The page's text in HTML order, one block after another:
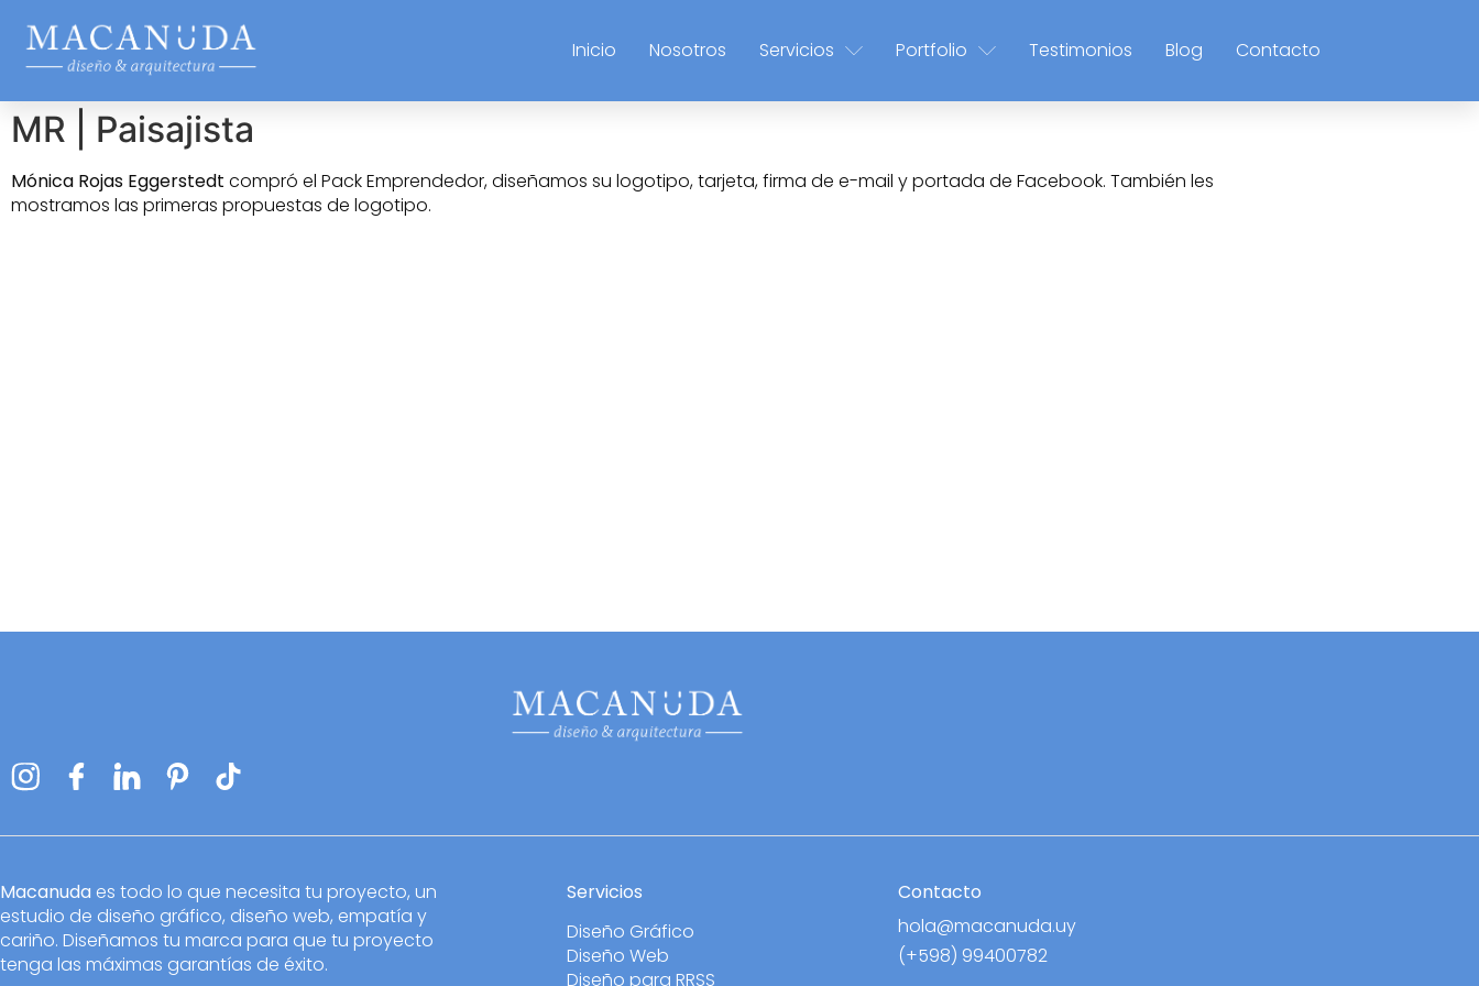
Inicio Nosotros Servicios Portfolio Testimonios Blog Contacto
MR | Paisajista
Mónica Rojas Eggerstedt compró el Pack Emprendedor, diseñamos su logotipo, tarjeta, firma de e-mail y portada de Facebook. También les
mostramos las primeras propuestas de logotipo.
Macanuda es todo lo que necesita tu proyecto, un
estudio de diseño gráfico, diseño web, empatía y
cariño. Diseñamos tu marca para que tu proyecto
tenga las máximas garantías de éxito.
Servicios
Diseño Gráfico
Diseño Web
Diseño para RRSS
Contacto
hola@macanuda.uy
(+598) 99400782